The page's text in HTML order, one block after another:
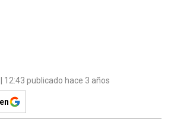
12:43 publicado hace 3 años